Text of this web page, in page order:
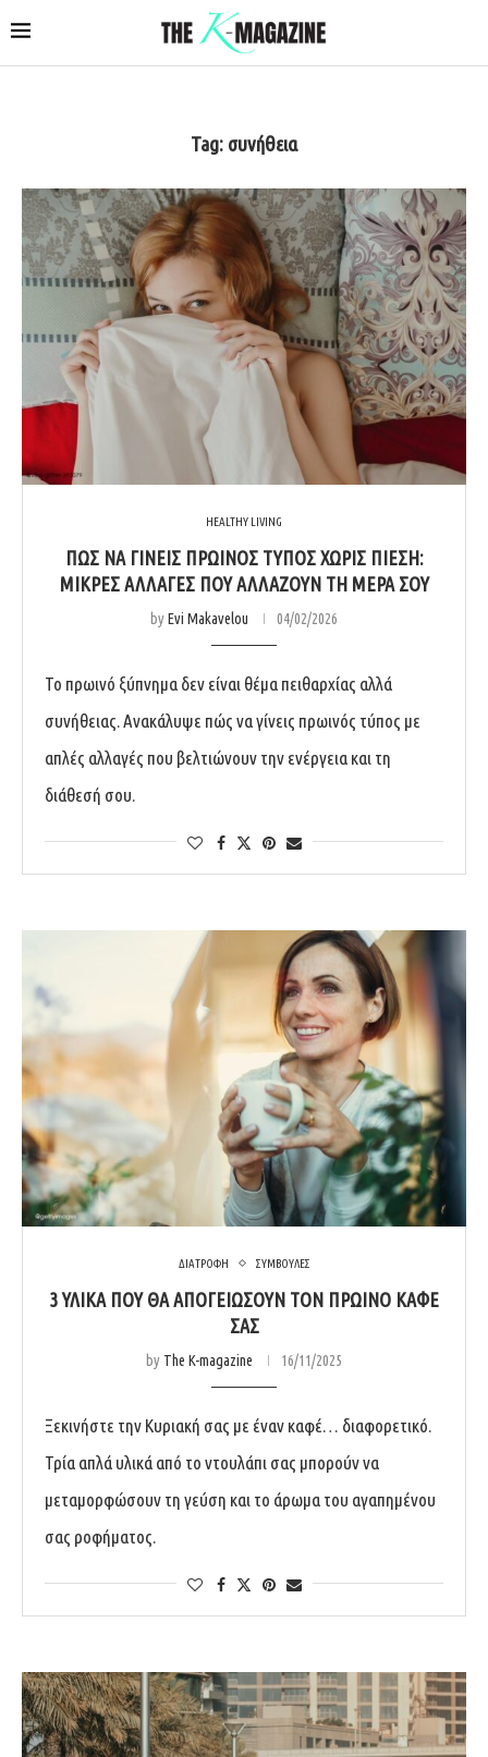
Tag: συνήθεια
HEALTHY LIVING
ΠΏΣ ΝΑ ΓΊΝΕΙΣ ΠΡΩΙΝΌΣ ΤΎΠΟΣ ΧΩΡΊΣ ΠΊΕΣΗ:
ΜΙΚΡΈΣ ΑΛΛΑΓΈΣ ΠΟΥ ΑΛΛΆΖΟΥΝ ΤΗ ΜΈΡΑ ΣΟΥ
byEvi Makavelou 04/02/2026
Το πρωινό ξύπνημα δεν είναι θέμα πειθαρχίας αλλά
συνήθειας. Ανακάλυψε πώς να γίνεις πρωινός τύπος με
απλές αλλαγές που βελτιώνουν την ενέργεια και τη
διάθεσή σου.
ΔΙΑΤΡΟΦΗ ΣΥΜΒΟΥΛΕΣ
3 ΥΛΙΚΆ ΠΟΥ ΘΑ ΑΠΟΓΕΙΏΣΟΥΝ ΤΟΝ ΠΡΩΙΝΌ ΚΑΦΈ
ΣΑΣ
by The K-magazine 16/11/2025
Ξεκινήστε την Κυριακή σας με έναν καφέ… διαφορετικό.
Τρία απλά υλικά από το ντουλάπι σας μπορούν να
μεταμορφώσουν τη γεύση και το άρωμα του αγαπημένου
σας ροφήματος.